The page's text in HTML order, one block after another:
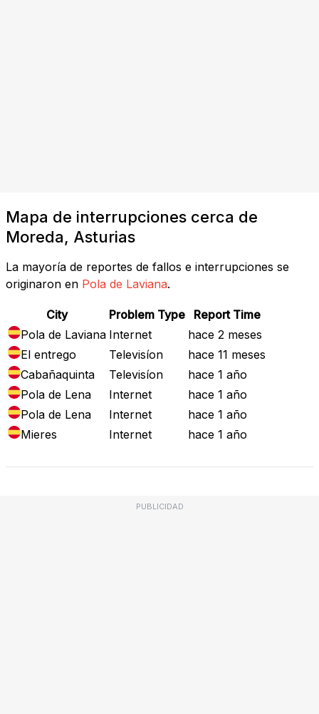
Mapa de interrupciones cerca de
Moreda, Asturias
La mayoría de reportes de fallos e interrupciones se
originaron en Pola de Laviana.
City Problem Type
Report Time
Pola de Laviana Internet
hace 2 meses
El entrego
Televisíon
hace 11 meses
Cabañaquinta
Televisíon
hace 1 año
Pola de Lena
Internet
hace 1 año
Pola de Lena
Internet
hace 1 año
Mieres
Internet hace 1 año
PUBLICIDAD